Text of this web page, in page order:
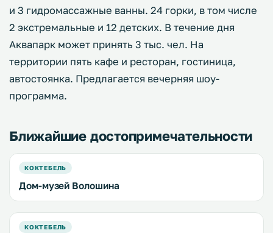
и 3 гидромассажные ванны. 24 горки, в том числе
2 экстремальные и 12 детских. В течение дня
Аквапарк может принять 3 тыс. чел. На
территории пять кафе и ресторан, гостиница,
автостоянка. Предлагается вечерняя шоу-
программа.
Ближайшие достопримечательности
КОКТЕБЕЛЬ
Дом-музей Волошина
КОКТЕБЕЛЬ